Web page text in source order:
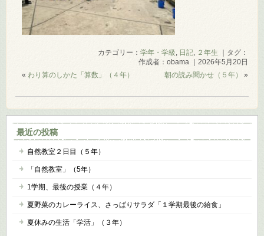
カテゴリー： 学年・学級 , 日記, ２年生 ｜タグ：
作成者：obama ｜2026年5月20日
«わり算のしかた「算数」（４年） 朝の読み聞かせ（５年） »
最近の投稿
自然教室２日目（５年）
「自然教室」（5年）
1学期、最後の授業（４年）
夏野菜のカレーライス、さっぱりサラダ「１学期最後の給食」
夏休みの生活「学活」（３年）